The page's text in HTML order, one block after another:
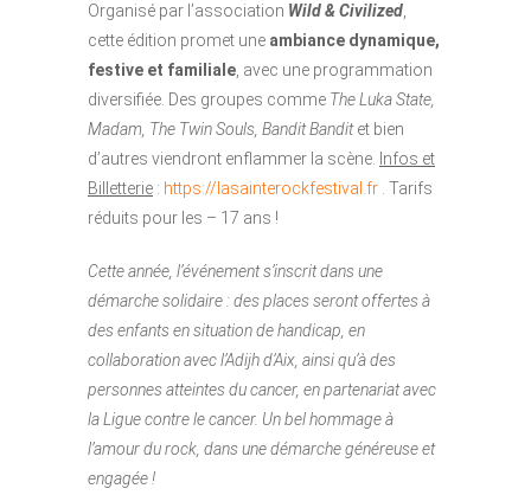
Organisé par l’association Wild & Civilized
cette édition promet une ambiance dynamique,
festive et familiale , avec une programmation
diversifiée. Des groupes comme The Luka State,
Madam, The Twin Souls, Bandit Banditet bien
d’autres viendront enflammer la scène.
Infos et
Billetterie : https://lasainterockfestival.fr . Tarifs
réduits pour les – 17 ans !
Cette année, l’événement s’inscrit dans une
démarche solidaire : des places seront offertes à
des enfants en situation de handicap, en
collaboration avec l’Adijh d’Aix, ainsi qu’à des
personnes atteintes du cancer, en partenariat avec
la Ligue contre le cancer. Un bel hommage à
l’amour du rock, dans une démarche généreuse et
engagée !